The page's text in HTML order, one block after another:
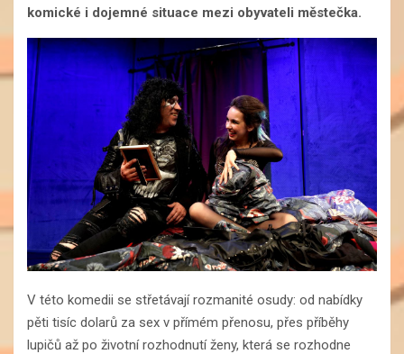
komické i dojemné situace mezi obyvateli městečka.
V této komedii se střetávají rozmanité osudy: od nabídky
pěti tisíc dolarů za sex v přímém přenosu, přes příběhy
lupičů až po životní rozhodnutí ženy, která se rozhodne